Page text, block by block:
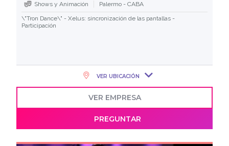
Shows y Animación
Palermo - CABA
\"Tron Dance\" - Xelus: sincronización de las pantallas -
Participación
VER UBICACIÓN
VER EMPRESA
PREGUNTAR